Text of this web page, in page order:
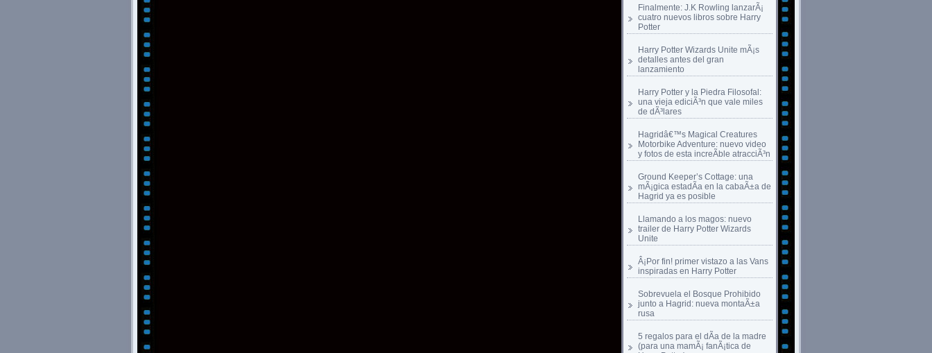
Finalmente: J.K Rowling lanzarÃ¡
cuatro nuevos libros sobre Harry
Potter
Harry Potter Wizards Unite mÃ¡s
detalles antes del gran
lanzamiento
Harry Potter y la Piedra Filosofal:
una vieja ediciÃ³n que vale miles
de dÃ³lares
Hagridâ€™s Magical Creatures
Motorbike Adventure: nuevo video
y fotos de esta increÃ­ble atracciÃ³n
Ground Keeper’s Cottage: una
mÃ¡gica estadÃ­a en la cabaÃ±a de
Hagrid ya es posible
Llamando a los magos: nuevo
trailer de Harry Potter Wizards
Unite
Â¡Por fin! primer vistazo a las Vans
inspiradas en Harry Potter
Sobrevuela el Bosque Prohibido
junto a Hagrid: nueva montaÃ±a
rusa
5 regalos para el dÃ­a de la madre
(para una mamÃ¡ fanÃ¡tica de